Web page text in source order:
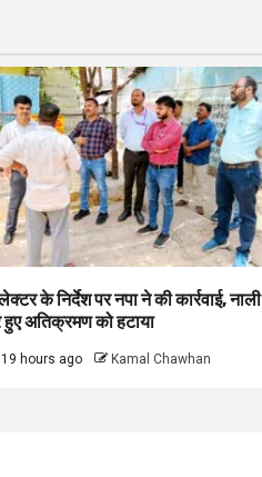
के निर्देश पर नपा ने की कार्रवाई, नाली
हुए अतिक्रमण को हटाया
19 hours ago Kamal Chawhan